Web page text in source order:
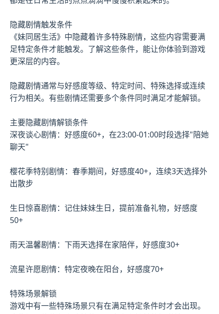
隐藏剧情触发条件
《妹同居生活》中隐藏着许多特殊剧情，这些内容需要满
足特定条件才能触发。了解这些条件，能让你体验到游戏
更深层的内容。
隐藏剧情通常与好感度等级、特定时间、特殊选择或连续
行为相关。有些剧情还需要多个条件同时满足才能解锁。
主要隐藏剧情解锁条件
深夜谈心剧情：好感度60+，在23:00-01:00时段选择"陪她
聊天"
樱花季特别剧情：春季期间，好感度40+，连续3天选择外
出散步
生日惊喜剧情：记住妹妹生日，提前准备礼物，好感度
50+
雨天温馨剧情：下雨天选择在家陪伴，好感度30+
流星许愿剧情：特定夜晚在阳台，好感度70+
特殊场景解锁
游戏中有一些特殊场景只有在满足特定条件时才会出现。